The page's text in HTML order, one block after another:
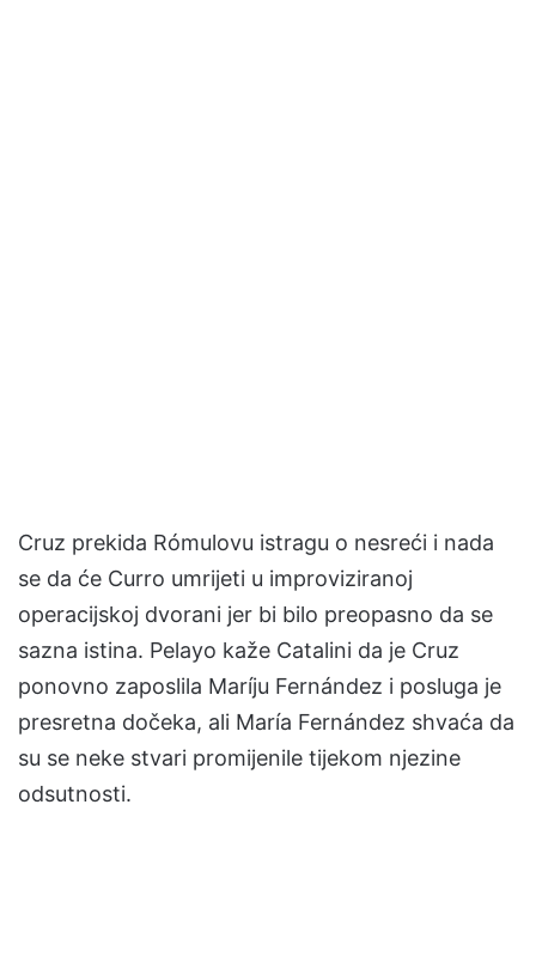
Cruz prekida Rómulovu istragu o nesreći i nada
se da će Curro umrijeti u improviziranoj
operacijskoj dvorani jer bi bilo preopasno da se
sazna istina. Pelayo kaže Catalini da je Cruz
ponovno zaposlila Maríju Fernández i posluga je
presretna dočeka, ali María Fernández shvaća da
su se neke stvari promijenile tijekom njezine
odsutnosti.